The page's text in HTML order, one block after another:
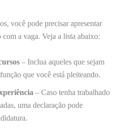
você pode precisar apresentar
a vaga. Veja a lista abaixo:
– Inclua aqueles que sejam
que você está pleiteando.
– Caso tenha trabalhado
uma declaração pode